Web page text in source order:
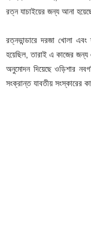
রত্ন যাচাইয়ের জন্য আনা
রত্নভান্ডারে দরজা খোলা
হয়েছিল, তারাই এ কাজের জন্য
অনুমোদন দিয়েছে ওড়িশার
সংক্রান্ত যাবতীয় সংস্কারের